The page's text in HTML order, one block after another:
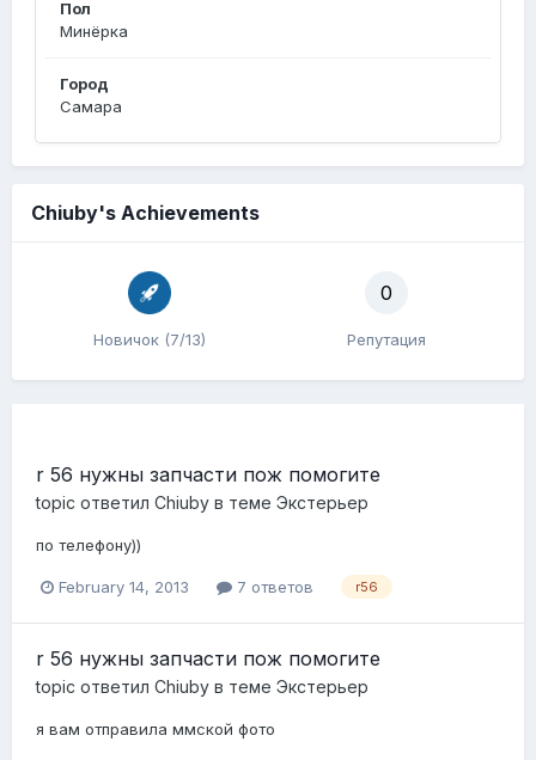
Пол
Минёрка
Город
Самара
Chiuby's Achievements
Новичок (7/13)
0
Репутация
r 56 нужны запчасти пож помогите
topic ответил Chiuby в теме Экстерьер
по телефону))
February 14, 2013 7 ответов r56
r 56 нужны запчасти пож помогите
topic ответил Chiuby в теме Экстерьер
я вам отправила ммской фото